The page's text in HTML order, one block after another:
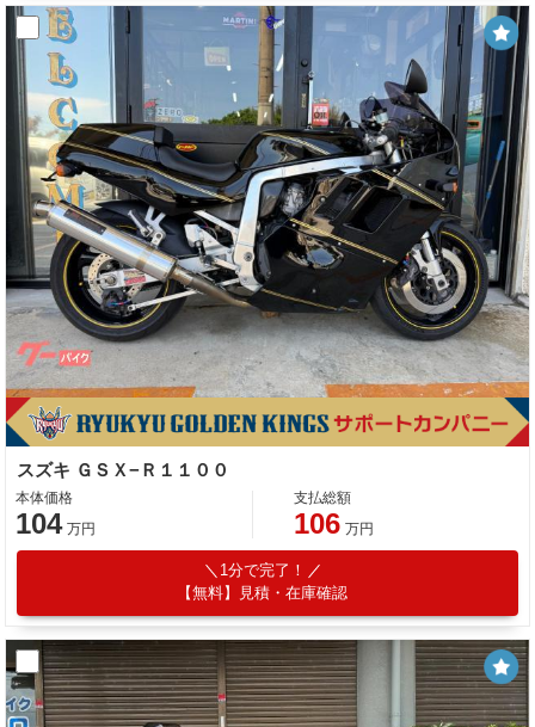
スズキ ＧＳＸ−Ｒ１１００
本体価格
104 万円
支払総額
106 万円
1分で完了！
【無料】見積・在庫確認